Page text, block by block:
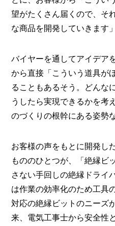
望がたくさん届くので、そ
な商品を開発していきます
バイヤーを通してアイデア
から直接「こういう道具が
ることもあるそう。どんな
うしたら実現できるかを考
のづくりの根幹にある姿勢
お客様の声をもとに開発し
もののひとつが、「絶縁ビ
さない手回しの絶縁ドライ
は作業の効率化のため工具
対応の絶縁ビットのニーズ
来、電気工事士から安全性